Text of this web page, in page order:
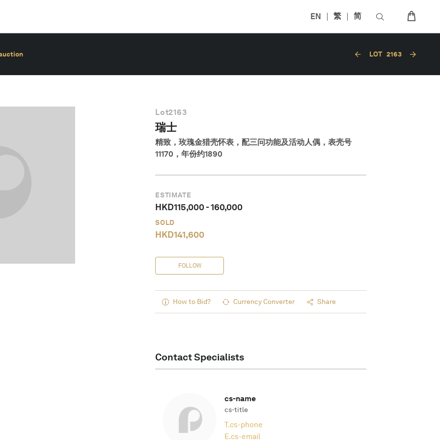
EN 繁 简
LOT 2163
Lot2163
瑞士
精致，玫瑰金猎壳怀表，配三问功能及活动人偶，表壳号
11170，年份约1890
ESTIMATE
HKD115,000-160,000
SOLD
HKD141,600
FOLLOW
How to Bid? Currency Converter Share
Contact Specialists
cs-name
cs-title
T.cs-phone
E.cs-email